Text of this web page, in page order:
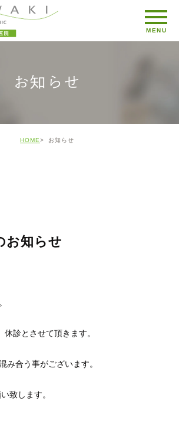
お知らせ
HOME お知らせ
お知らせ
診とさせて頂きます。
み合う事がございます。
致します。